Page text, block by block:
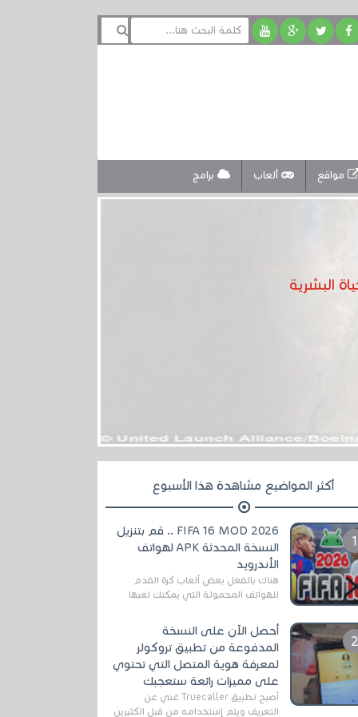
مواقع ألعاب برامج
البشرية
أكثر المواضيع مشاهدة هذا الأسبوع
FIFA 16 MOD 2026 .. قم بتنزيل
النسخة المحدثة APK لهواتف
الأندرويد
هناك بالفعل بعض ألعاب كرة القدم
للهواتف المحمولة التي يمكنك لعبها
مثل EA Sports ...
أحصل الآن على النسخة
المدفوعة من تطبيق تروكولر
لمعرفة هوية المتصل التي تحتوي
على مميزات رائعة ستعجبك
أصبح تطبيق Truecaller غني عن
التعريف ويتم إستخدامه من قبل الكثيرين